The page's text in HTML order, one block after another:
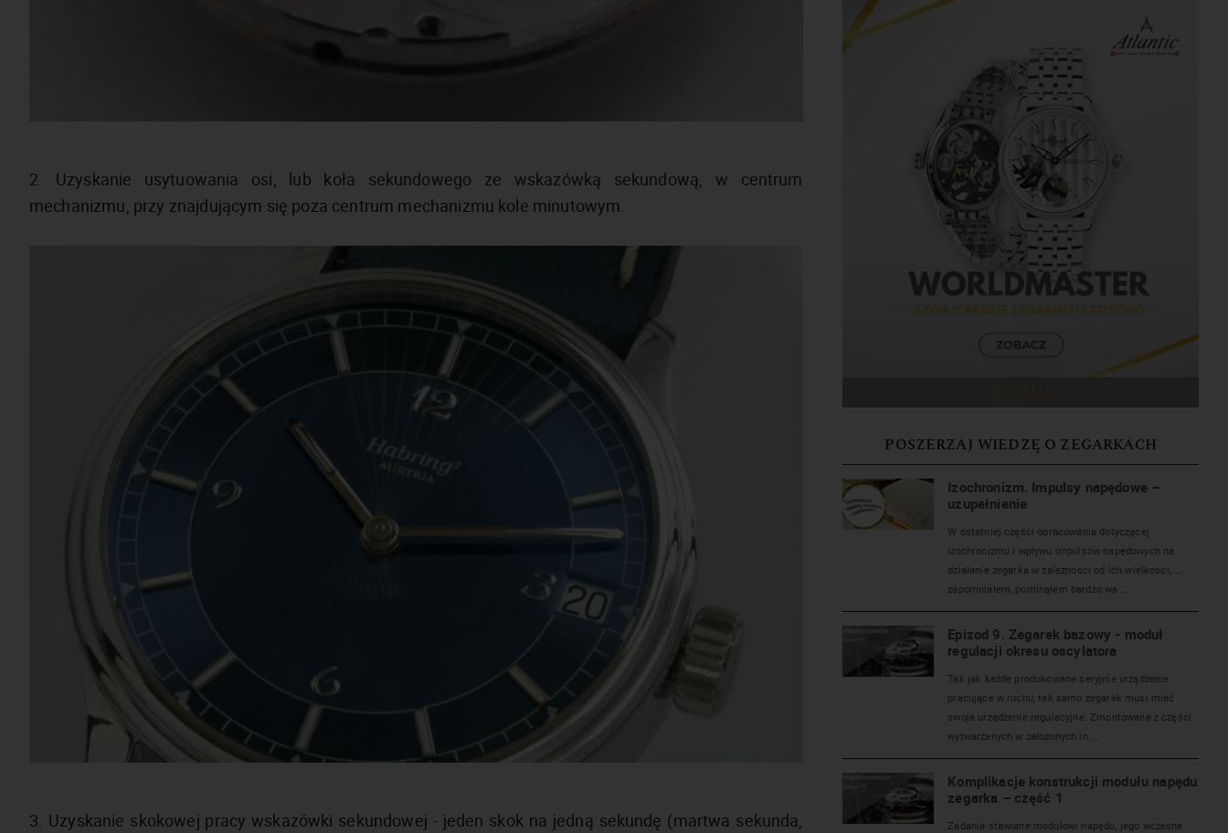
2. Uzyskanie usytuowania osi, lub koła sekundowego ze wskazówką sekundową, w centrum
mechanizmu, przy znajdującym się poza centrum mechanizmu kole minutowym.
3. Uzyskanie skokowej pracy wskazówki sekundowej - jeden skok na jedną sekundę (martwa sekunda,
POSZERZAJ WIEDZĘ O ZEGARKACH
Izochronizm. Impulsy napędowe –
uzupełnienie
W ostatniej części opracowania dotyczącej
izochronizmu i wpływu impulsów napędowych na
działanie zegarka w zależności od ich wielkości, …
zapomniałem, pominąłem bardzo wa ...
Epizod 9. Zegarek bazowy - moduł
regulacji okresu oscylatora
Tak jak każde produkowane seryjnie urządzenie
pracujące w ruchu, tak samo zegarek musi mieć
swoje urządzenie regulacyjne. Zmontowane z części
wytwarzanych w założonych in ...
Komplikacje konstrukcji modułu napędu
zegarka – część 1
Zadania stawiane modułowi napędu, jego wczesne